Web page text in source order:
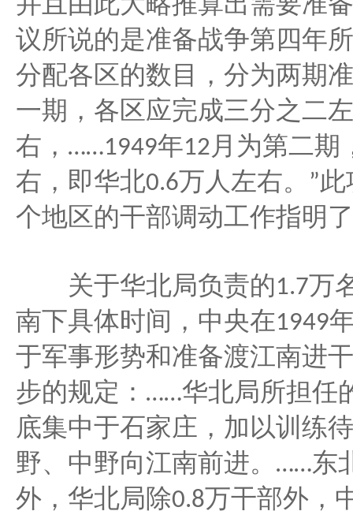
议所说的是准备战争第四年
分配各区的数目，分为两期
一期，各区应完成三分之二
右， ……1949年12 月为第二期
右，即华北0.6万人左右。 ”此
个地区的干部调动工作指明
关于华北局负责的1.7万
南下具体时间，中央在1949
于军事形势和准备渡江南进
步的规定： ……华北局所担任
底集中于石家庄，加以训练
野、中野向江南前进。 ……东
外，华北局除0.8万干部外，